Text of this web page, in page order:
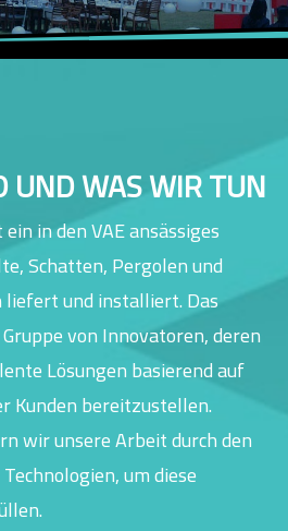
UND WAS WIR TUN
in den VAE ansässiges
Schatten, Pergolen und
und installiert. Das
von Innovatoren, deren
Lösungen basierend auf
Kunden bereitzustellen.
wir unsere Arbeit durch den
um diese